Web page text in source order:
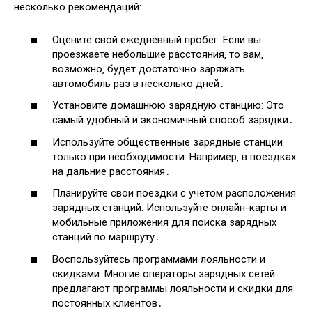
несколько рекомендаций:
Оцените свой ежедневный пробег: Если вы
проезжаете небольшие расстояния‚ то вам‚
возможно‚ будет достаточно заряжать
автомобиль раз в несколько дней․
Установите домашнюю зарядную станцию: Это
самый удобный и экономичный способ зарядки․
Используйте общественные зарядные станции
только при необходимости: Например‚ в поездках
на дальние расстояния․
Планируйте свои поездки с учетом расположения
зарядных станций: Используйте онлайн-карты и
мобильные приложения для поиска зарядных
станций по маршруту․
Воспользуйтесь программами лояльности и
скидками: Многие операторы зарядных сетей
предлагают программы лояльности и скидки для
постоянных клиентов․